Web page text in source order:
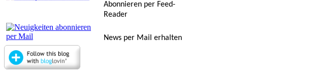
Abonnieren per Feed-
Reader
News per Mail erhalten